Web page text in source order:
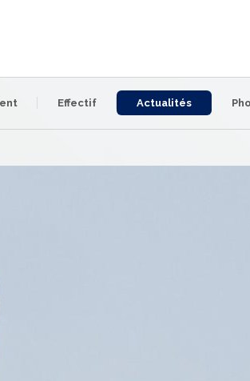
Effectif Actualités